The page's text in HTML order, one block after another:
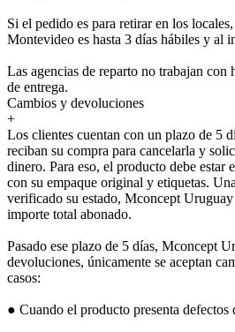
Si el pedido es para retirar en los
Montevideo es hasta 3 días hábiles y al
Las agencias de reparto no trabajan con
de entrega.
Cambios y devoluciones
+
Los clientes cuentan con un plazo de 5
reciban su compra para cancelarla y
dinero. Para eso, el producto debe estar
con su empaque original y etiquetas.
verificado su estado, Mconcept
importe total abonado.
Pasado ese plazo de 5 días, Mconcept
devoluciones, únicamente se aceptan
casos:
● Cuando el producto presenta defectos